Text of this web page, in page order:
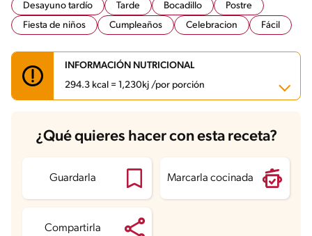
Desayuno tardío Tarde Bocadillo
Postre
Fiesta de niños
Cumpleaños Celebracion Fácil
INFORMACIÓN NUTRICIONAL
294.3 kcal = 1,230kj /por porción
Carbohidratos 14.2 g
Energía 294.3 kcal
Proteína
Grasas saturadas 10.2 g
Sodio 23.9 mg
¿Qué quieres hacer con esta receta?
Guardarla Marcarla cocinada
Compartirla